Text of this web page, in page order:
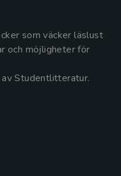
som väcker läslust
och möjligheter för
Studentlitteratur.